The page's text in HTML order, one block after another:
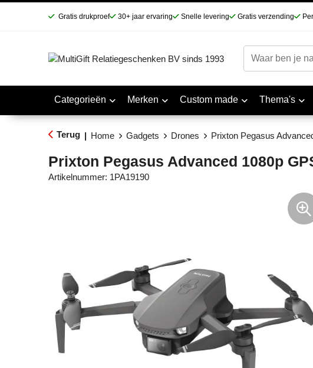
Gratis drukproef 30+ jaar ervaring Snelle levering Gratis verzending
Categorieën Merken Custom made Thema's
Terug | Home Gadgets Drones Prixton Pegasus
Prixton Pegasus Advanced 1080p
Artikelnummer: 1PA19190